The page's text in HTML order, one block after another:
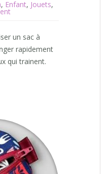
, Enfant, Jouets,
un sac à
rapidement
qui trainent.